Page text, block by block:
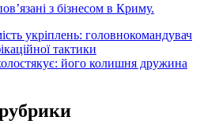
з бізнесом в Криму.
укріплень: головнокомандувач
тактики
його колишня дружина